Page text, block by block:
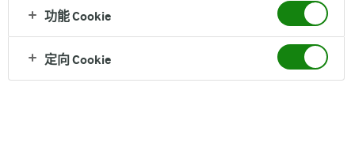
功能 Cookie
定向 Cookie